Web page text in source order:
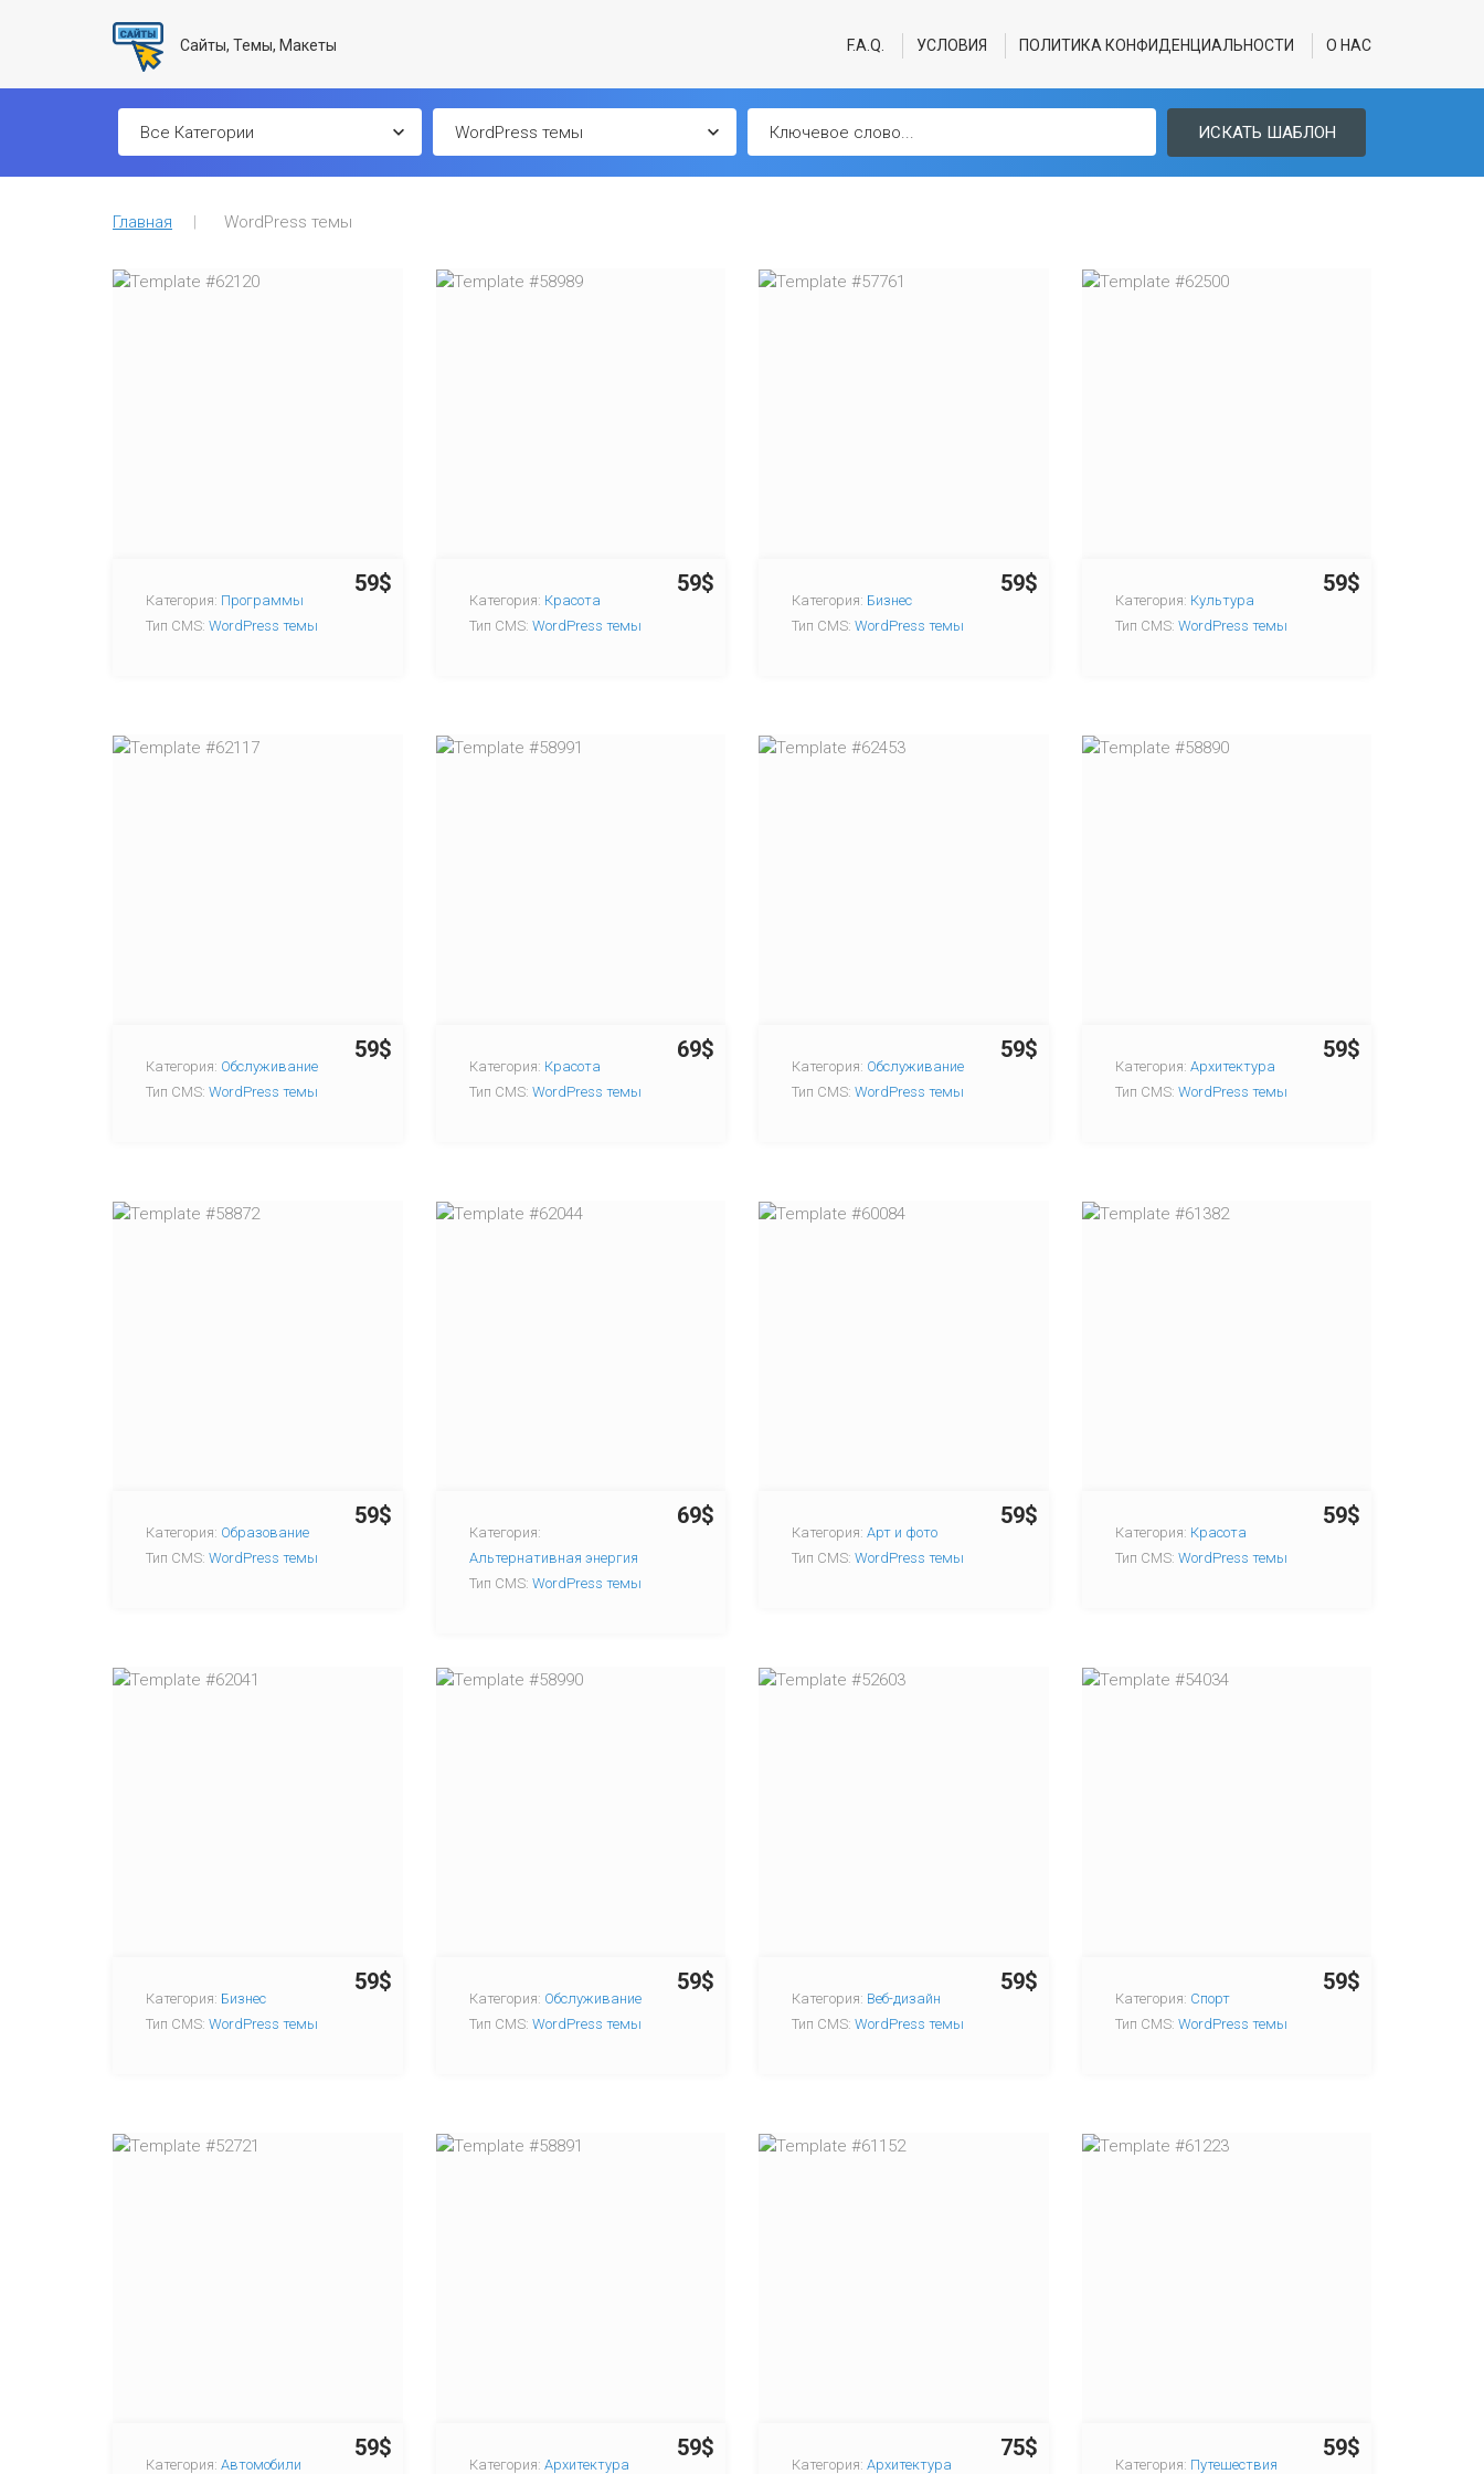
Сайты, Темы, Макеты F.A.Q. УСЛОВИЯ ПОЛИТИКА КОНФИДЕНЦИАЛЬНОСТИ О НАС
ИСКАТЬ ШАБЛОН
Главная WordPress темы
59$
Категория: Программы
Тип CMS: WordPress темы
59$
Категория: Красота
Тип CMS: WordPress темы
59$
Категория: Бизнес
Тип CMS: WordPress темы
59$
Категория: Культура
Тип CMS: WordPress темы
59$
Категория: Обслуживание
Тип CMS: WordPress темы
69$
Категория: Красота
Тип CMS: WordPress темы
59$
Категория: Обслуживание
Тип CMS: WordPress темы
59$
Категория: Архитектура
Тип CMS: WordPress темы
59$
Категория: Образование
Тип CMS: WordPress темы
69$
Категория:
Альтернативная энергия
Тип CMS: WordPress темы
59$
Категория: Арт и фото
Тип CMS: WordPress темы
59$
Категория: Красота
Тип CMS: WordPress темы
59$
Категория: Бизнес
Тип CMS: WordPress темы
59$
Категория: Обслуживание
Тип CMS: WordPress темы
59$
Категория: Веб-дизайн
Тип CMS: WordPress темы
59$
Категория: Спорт
Тип CMS: WordPress темы
59$
Категория: Автомобили
59$
Категория: Архитектура
75$
Категория: Архитектура
59$
Категория: Путешествия